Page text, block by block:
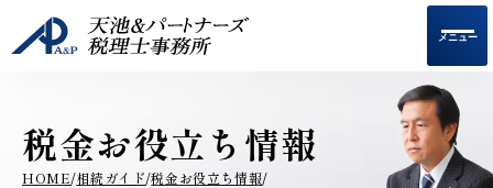
メニュー
税金お役立ち情報
HOME/相続ガイド/税金お役立ち情報/